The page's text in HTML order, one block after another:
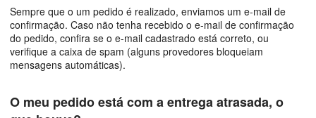
Sempre que o um pedido é realizado, enviamos um e-mail de
confirmação. Caso não tenha recebido o e-mail de confirmação
do pedido, confira se o e-mail cadastrado está correto, ou
verifique a caixa de spam (alguns provedores bloqueiam
mensagens automáticas).
O meu pedido está com a entrega atrasada, o